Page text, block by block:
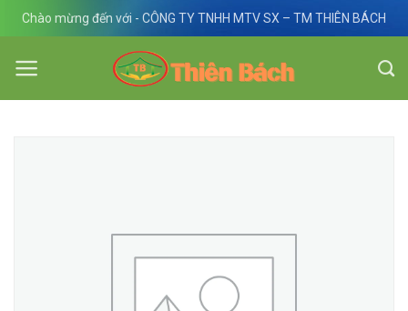
Skip
content
Chào mừng đến với - CÔNG TY TNHH MTV SX – TM THIÊN BÁCH